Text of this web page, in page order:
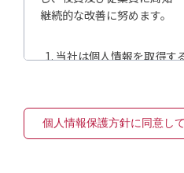
継続的な改善に努めます。
当社は個人情報を取得す
当社は明示または公表し
情報を利用します。
当社は法令で許容される